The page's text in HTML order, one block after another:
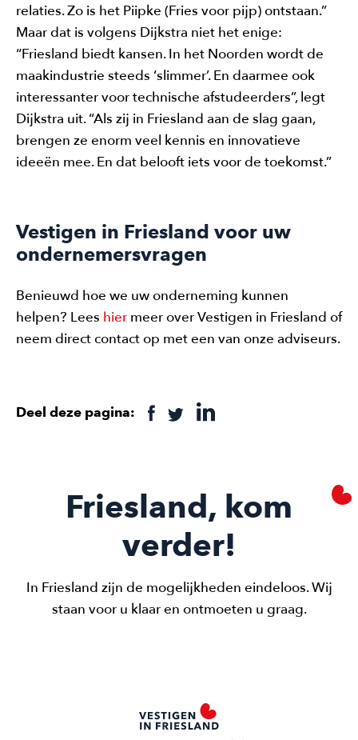
relaties. Zo is het Piipke (Fries voor pijp) ontstaan.”
Maar dat is volgens Dijkstra niet het enige:
“Friesland biedt kansen. In het Noorden wordt de
maakindustrie steeds ‘slimmer’. En daarmee ook
interessanter voor technische afstudeerders”, legt
Dijkstra uit. “Als zij in Friesland aan de slag gaan,
brengen ze enorm veel kennis en innovatieve
ideeën mee. En dat belooft iets voor de toekomst.”
Vestigen in Friesland voor uw
ondernemersvragen
Benieuwd hoe we uw onderneming kunnen
helpen? Lees hier meer over Vestigen in Friesland of
neem direct contact op met een van onze adviseurs.
Deel deze pagina:
Friesland, kom
verder!
In Friesland zijn de mogelijkheden eindeloos. Wij
staan voor u klaar en ontmoeten u graag.